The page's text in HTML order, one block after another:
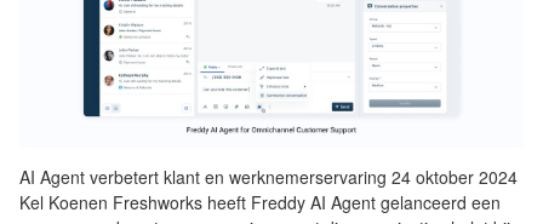
AI Agent verbetert klant en werknemerservaring 24 oktober 2024
Kel Koenen Freshworks heeft Freddy AI Agent gelanceerd een